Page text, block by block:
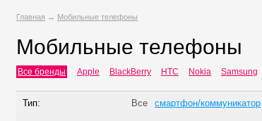
Главная → Мобильные телефоны
Мобильные телефоны
Все бренды Apple BlackBerry HTC Nokia Samsung
Тип: Все смартфон/коммуникатор